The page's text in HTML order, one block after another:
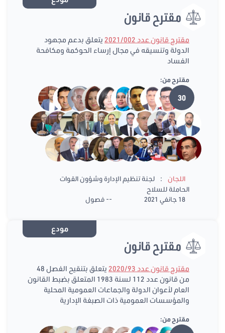
مقترح قانون
مقترح قانون عدد 2021/002
يتعلق بدعم مجهود
الدولة وتنسيقه في مجال إرساء الحوكمة ومكافحة
الفساد
مقترح من:
30
اللجان :
لجنة تنظيم الإدارة وشؤون القوات
الحاملة للسلاح
18 جانفي 2021
-- فصول
مودع
مقترح قانون
مقترح قانون عدد 2020/93
يتعلق بتنقيح الفصل 48
من قانون عدد 112 لسنة 1983 المتعلق بضبط القانون
العام لأعوان الدولة والجماعات العمومية المحلية
والمؤسسات العمومية ذات الصبغة الإدارية
مقترح من: